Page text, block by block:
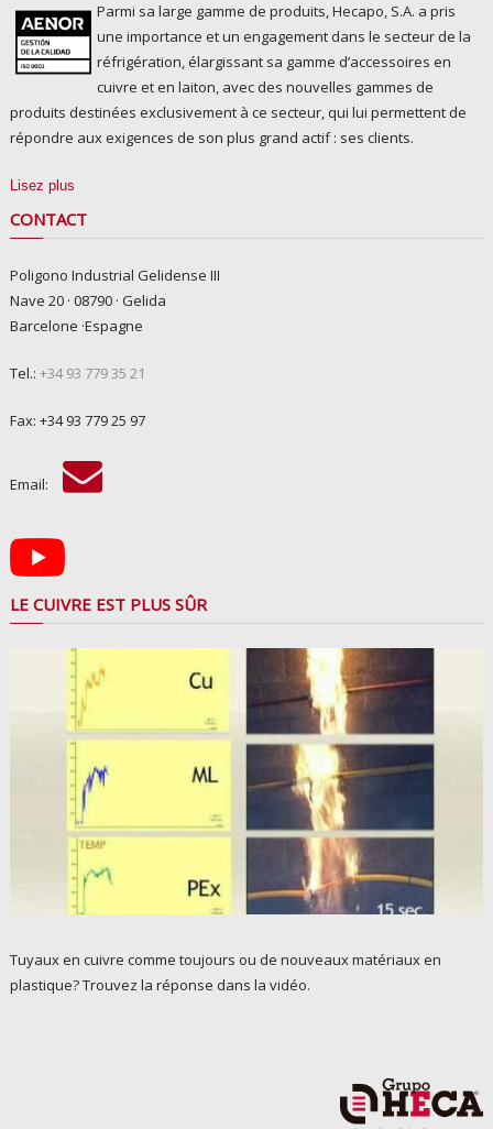
Parmi sa large gamme de produits, Hecapo, S.A. a pris
une importance et un engagement dans le secteur de la
réfrigération, élargissant sa gamme d’accessoires en
cuivre et en laiton, avec des nouvelles gammes de
produits destinées exclusivement à ce secteur, qui lui permettent de
répondre aux exigences de son plus grand actif : ses clients.
Lisez plus
CONTACT
Poligono Industrial Gelidense III
Nave 20 · 08790 · Gelida
Barcelone ·Espagne
Tel.: +34 93 779 35 21
Fax: +34 93 779 25 97
Email:
LE CUIVRE EST PLUS SÛR
Tuyaux en cuivre comme toujours ou de nouveaux matériaux en
plastique? Trouvez la réponse dans la vidéo.